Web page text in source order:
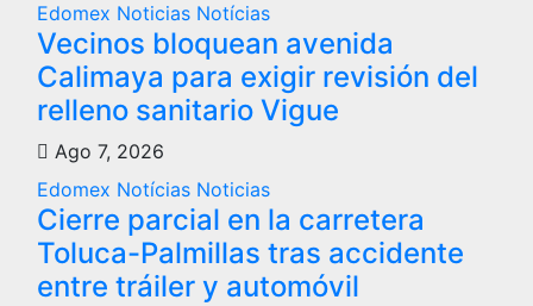
Edomex Noticias Notícias
Vecinos bloquean avenida
Calimaya para exigir revisión del
relleno sanitario Vigue
Ago 7, 2026
Edomex Notícias Noticias
Cierre parcial en la carretera
Toluca-Palmillas tras accidente
entre tráiler y automóvil